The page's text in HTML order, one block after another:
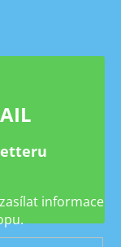
informace